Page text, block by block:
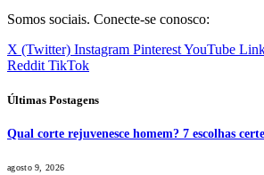
Somos sociais. Conecte-se conosco:
X (Twitter) Instagram PinterestYouTube
Reddit TikTok
Últimas Postagens
Qual corte rejuvenesce homem? 7 escolhas
agosto 9, 2026